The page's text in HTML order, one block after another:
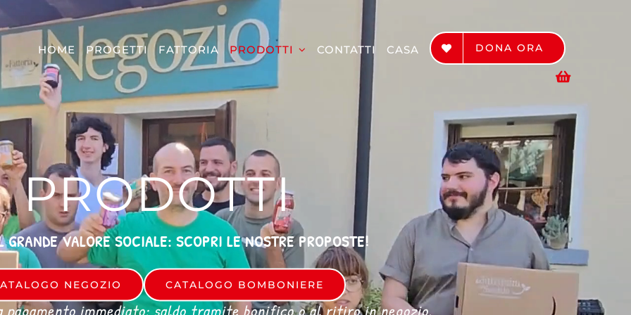
HOME PROGETTI FATTORIA PRODOTTI CONTATTI CASA DONA ORA
PRODOTTI
GRANDE VALORE SOCIALE: SCOPRI LE NOSTRE PROPOSTE!
NEGOZIO CATALOGO BOMBONIERE
pagamento immediato: saldo tramite bonifico o al ritiro in negozio.